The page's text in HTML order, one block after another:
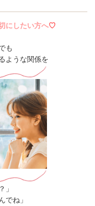
にしたい方へ♡
も
ような関係を
」
でね」